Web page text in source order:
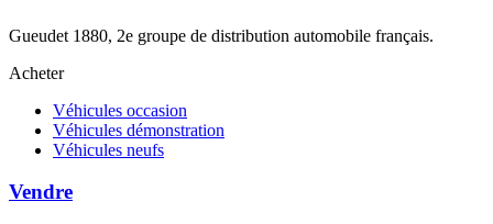
Gueudet 1880, 2e groupe de distribution automobile français.
Acheter
Véhicules occasion
Véhicules démonstration
Véhicules neufs
Vendre